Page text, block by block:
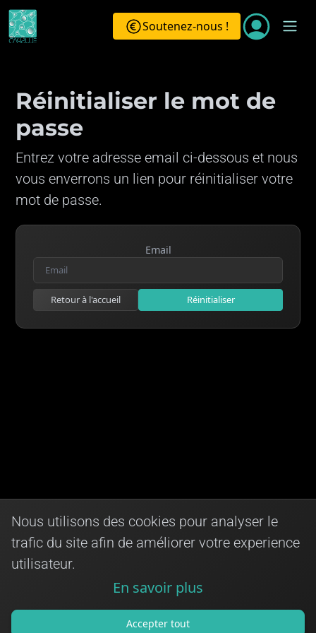
Soutenez-nous !
Réinitialiser le mot de
passe
Entrez votre adresse email ci-dessous et nous
vous enverrons un lien pour réinitialiser votre
mot de passe.
Email
Retour à l'accueil Réinitialiser
Nous utilisons des cookies pour analyser le
trafic du site afin de améliorer votre experience
utilisateur.
En savoir plus
Accepter tout